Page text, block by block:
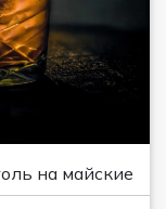
на майские